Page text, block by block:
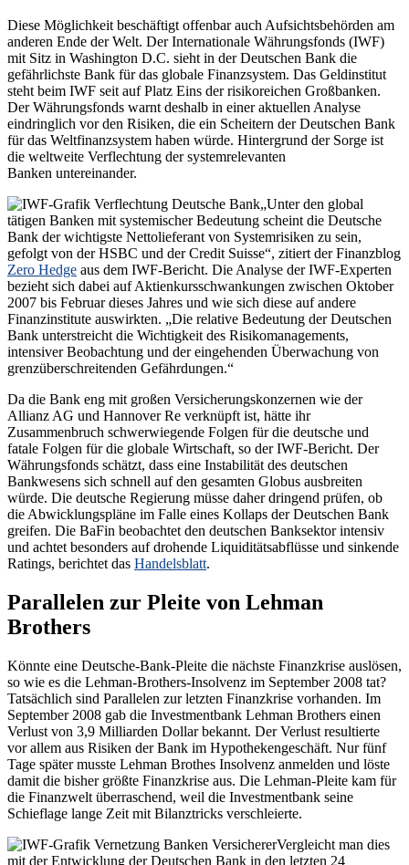
Diese Möglichkeit beschäftigt offenbar auch Aufsichtsbehörden am
anderen Ende der Welt. Der Internationale Währungsfonds (IWF)
mit Sitz in Washington D.C. sieht in der Deutschen Bank die
gefährlichste Bank für das globale Finanzsystem. Das Geldinstitut
steht beim IWF seit auf Platz Eins der risikoreichen Großbanken.
Der Währungsfonds warnt deshalb in einer aktuellen Analyse
eindringlich vor den Risiken, die ein Scheitern der Deutschen Bank
für das Weltfinanzsystem haben würde. Hintergrund der Sorge ist
die weltweite Verflechtung der systemrelevanten
Banken untereinander.
„Unter den global
tätigen Banken mit systemischer Bedeutung scheint die Deutsche
Bank der wichtigste Nettolieferant von Systemrisiken zu sein,
gefolgt von der HSBC und der Credit Suisse“, zitiert der Finanzblog
Zero Hedge aus dem IWF-Bericht. Die Analyse der IWF-Experten
bezieht sich dabei auf Aktienkursschwankungen zwischen Oktober
2007 bis Februar dieses Jahres und wie sich diese auf andere
Finanzinstitute auswirkten. „Die relative Bedeutung der Deutschen
Bank unterstreicht die Wichtigkeit des Risikomanagements,
intensiver Beobachtung und der eingehenden Überwachung von
grenzüberschreitenden Gefährdungen.“
Da die Bank eng mit großen Versicherungskonzernen wie der
Allianz AG und Hannover Re verknüpft ist, hätte ihr
Zusammenbruch schwerwiegende Folgen für die deutsche und
fatale Folgen für die globale Wirtschaft, so der IWF-Bericht. Der
Währungsfonds schätzt, dass eine Instabilität des deutschen
Bankwesens sich schnell auf den gesamten Globus ausbreiten
würde. Die deutsche Regierung müsse daher dringend prüfen, ob
die Abwicklungspläne im Falle eines Kollaps der Deutschen Bank
greifen. Die BaFin beobachtet den deutschen Banksektor intensiv
und achtet besonders auf drohende Liquiditätsabflüsse und sinkende
Ratings, berichtet das Handelsblatt.
Parallelen zur Pleite von Lehman
Brothers
Könnte eine Deutsche-Bank-Pleite die nächste Finanzkrise auslösen,
so wie es die Lehman-Brothers-Insolvenz im September 2008 tat?
Tatsächlich sind Parallelen zur letzten Finanzkrise vorhanden. Im
September 2008 gab die Investmentbank Lehman Brothers einen
Verlust von 3,9 Milliarden Dollar bekannt. Der Verlust resultierte
vor allem aus Risiken der Bank im Hypothekengeschäft. Nur fünf
Tage später musste Lehman Brothes Insolvenz anmelden und löste
damit die bisher größte Finanzkrise aus. Die Lehman-Pleite kam für
die Finanzwelt überraschend, weil die Investmentbank seine
Schieflage lange Zeit mit Bilanztricks verschleierte.
Vergleicht man dies
mit der Entwicklung der Deutschen Bank in den letzten 24